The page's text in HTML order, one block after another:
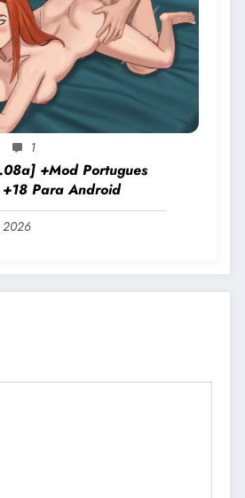
1
+Mod Portugues
+18 Para Android
2026